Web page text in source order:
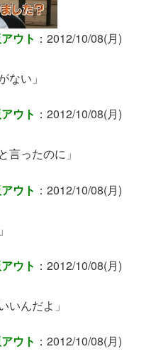
ウト ：2012/10/08(月)
ない」
ウト ：2012/10/08(月)
言ったのに」
ウト ：2012/10/08(月)
ウト ：2012/10/08(月)
いんだよ」
ウト ：2012/10/08(月)